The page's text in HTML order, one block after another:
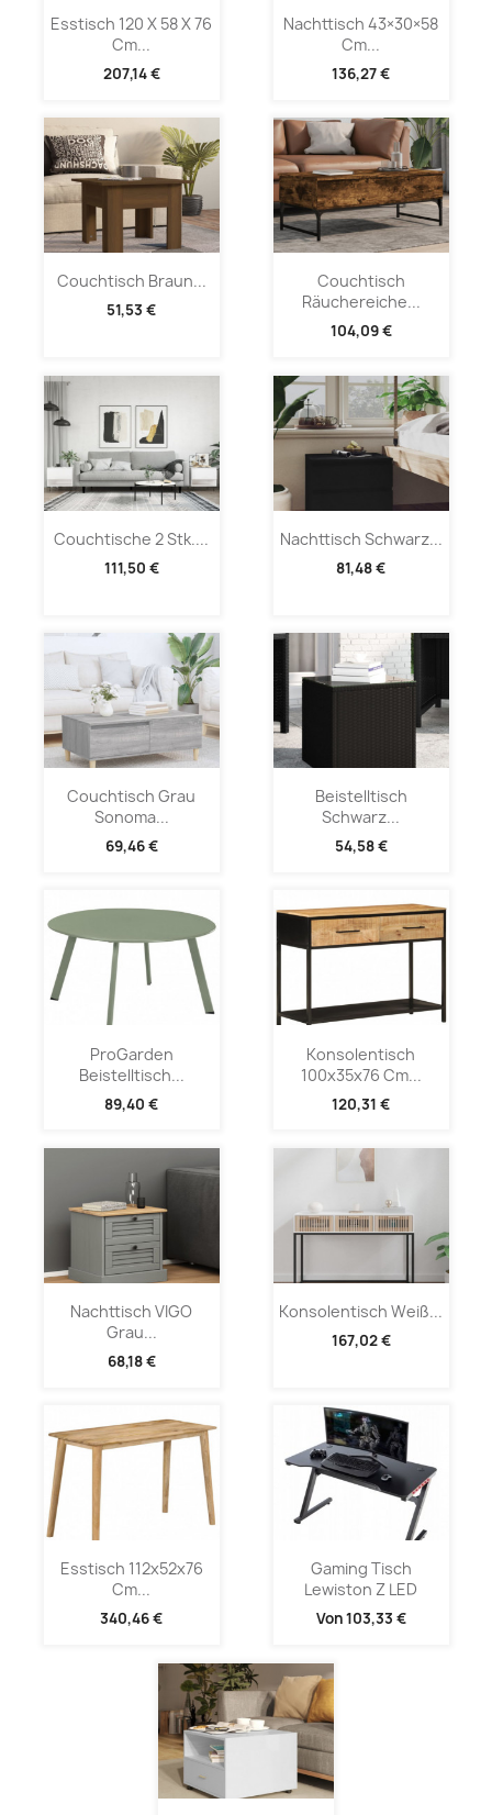
Esstisch 120 X 58 X 76
Cm...
207,14 €
Nachttisch 43×30×58
Cm...
136,27 €
Couchtisch Braun...
51,53 €
Couchtisch
Räuchereiche...
104,09 €
Couchtische 2 Stk....
111,50 €
Nachttisch Schwarz...
81,48 €
Couchtisch Grau
Sonoma...
69,46 €
Beistelltisch
Schwarz...
54,58 €
ProGarden
Beistelltisch...
89,40 €
Konsolentisch
100x35x76 Cm...
120,31 €
Nachttisch VIGO
Grau...
68,18 €
Konsolentisch Weiß...
167,02 €
Esstisch 112x52x76
Cm...
340,46 €
Gaming Tisch
Lewiston Z LED
Von103,33 €